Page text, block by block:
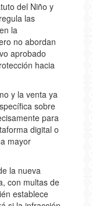
del Niño y
las
la
no abordan
aprobado
hacia
y la venta ya
sobre
para
digital o
mayor
la nueva
con multas de
establece